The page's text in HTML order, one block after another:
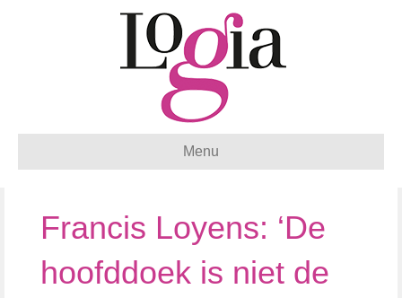
Menu
Francis Loyens: ‘De
hoofddoek is niet de